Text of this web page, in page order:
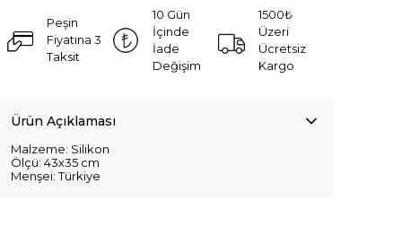
Peşin
Fiyatına 3
Taksit
10 Gün
İçinde
İade
Değişim
1500₺
Üzeri
Ücretsiz
Kargo
Ürün Açıklaması
Malzeme: Silikon
Ölçü: 43x35 cm
Menşei: Türkiye